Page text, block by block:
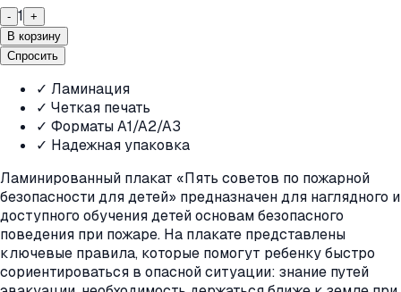
- 1 +
В корзину
Спросить
✓ Ламинация
✓ Четкая печать
✓ Форматы A1/A2/A3
✓ Надежная упаковка
Ламинированный плакат «Пять советов по пожарной
безопасности для детей» предназначен для наглядного и
доступного обучения детей основам безопасного
поведения при пожаре. На плакате представлены
ключевые правила, которые помогут ребенку быстро
сориентироваться в опасной ситуации: знание путей